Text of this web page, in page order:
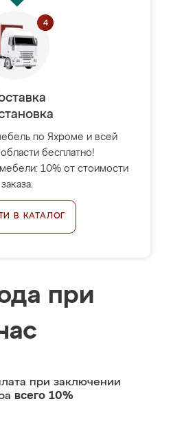
по Яхроме и всей
бесплатно!
10% от стоимости
заказа.
В КАТАЛОГ
при
при заключении
всего 10%